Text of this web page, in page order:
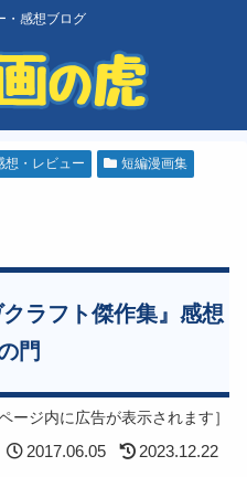
・感想ブログ
想・レビュー 短編漫画集
ラフト傑作集』感想
門
ページ内に広告が表示されます］
2017.06.05 2023.12.22